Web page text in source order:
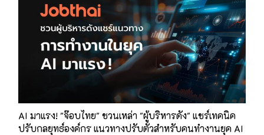
AI มาแรง! "จ๊อบไทย" ชวนเหล่า "ผู้บริหารดัง" แชร์เทคนิค
ปรับกลยุทธ์องค์กร แนวทางปรับตัวสำหรับคนทำงานยุค AI